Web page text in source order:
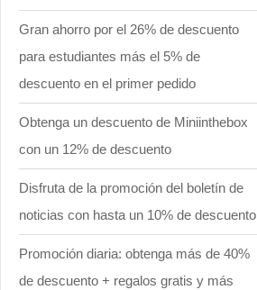
Gran ahorro por el 26% de descuento
para estudiantes más el 5% de
descuento en el primer pedido
Obtenga un descuento de Miniinthebox
con un 12% de descuento
Disfruta de la promoción del boletín de
noticias con hasta un 10% de descuento
Promoción diaria: obtenga más de 40%
de descuento + regalos gratis y más